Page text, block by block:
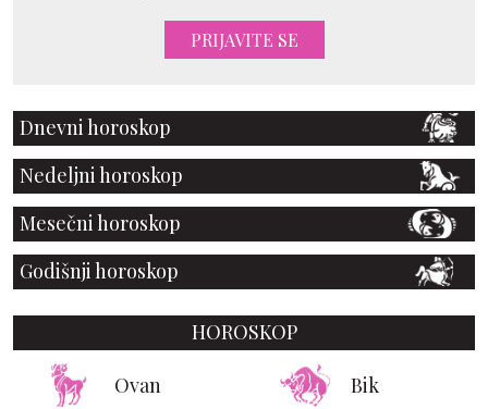
PRIJAVITE SE
Dnevni horoskop
Nedeljni horoskop
Mesečni horoskop
Godišnji horoskop
HOROSKOP
Ovan Bik